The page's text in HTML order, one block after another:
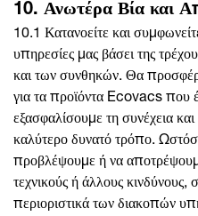
10. Ανωτέρα Βία και
10.1 Κατανοείτε και
υπηρεσίες μας βάσει της
και των συνθηκών. Θα
για τα προϊόντα Ecovacs που
εξασφαλίσουμε τη συνέχεια
καλύτερο δυνατό τρόπο.
προβλέψουμε ή να
τεχνικούς ή άλλους
περιοριστικά των διακοπών